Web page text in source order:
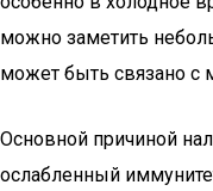
можно заметить
может быть связано с
Основной причиной
ослабленный